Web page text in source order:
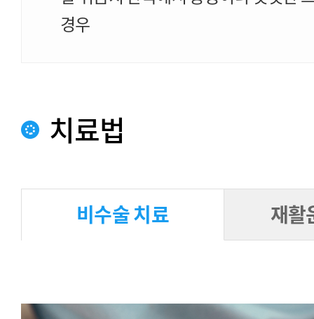
경우
치료법
비수술 치료 재활